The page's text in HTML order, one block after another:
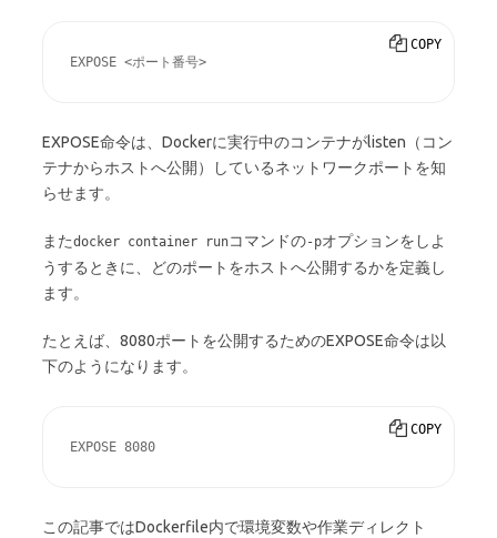
EXPOSE <ポート番号>
COPY
EXPOSE命令は、Dockerに実行中のコンテナがlisten（コン
テナからホストへ公開）しているネットワークポートを知
らせます。
またdocker container runコマンドの-pオプションをしよ
うするときに、どのポートをホストへ公開するかを定義し
ます。
たとえば、8080ポートを公開するためのEXPOSE命令は以
下のようになります。
EXPOSE 8080
COPY
この記事ではDockerfile内で環境変数や作業ディレクト